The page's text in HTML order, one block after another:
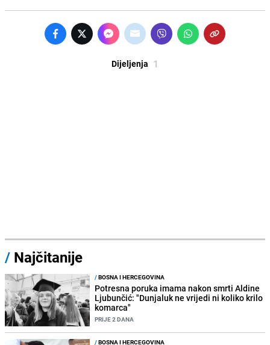
Dijeljenja 1
/ Najčitanije
/BOSNA I HERCEGOVINA
Potresna poruka imama nakon smrti Aldine
Ljubunčić: "Dunjaluk ne vrijedi ni koliko krilo
komarca"
PRIJE 2 DANA
/BOSNA I HERCEGOVINA